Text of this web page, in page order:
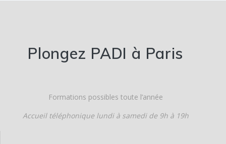
Plongez PADI à Paris
Formations possibles toute l’année
Accueil téléphonique lundi à samedi de 9h à 19h